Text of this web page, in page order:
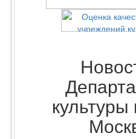
культуры